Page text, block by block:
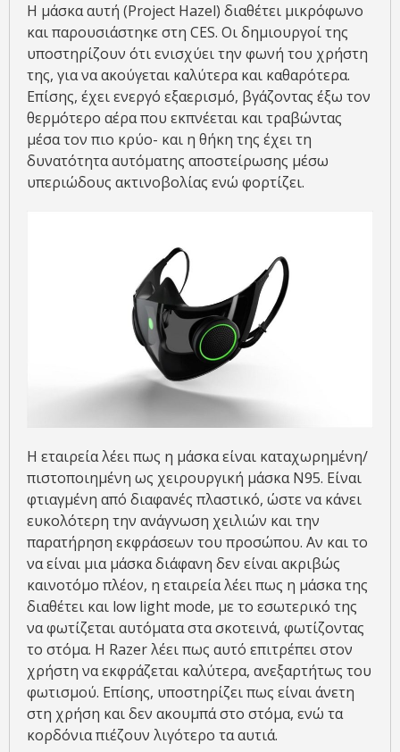
Η μάσκα αυτή (Project Hazel) διαθέτει μικρόφωνο
και παρουσιάστηκε στη CES. Oι δημιουργοί της
υποστηρίζουν ότι ενισχύει την φωνή του χρήστη
της, για να ακούγεται καλύτερα και καθαρότερα.
Επίσης, έχει ενεργό εξαερισμό, βγάζοντας έξω τον
θερμότερο αέρα που εκπνέεται και τραβώντας
μέσα τον πιο κρύο- και η θήκη της έχει τη
δυνατότητα αυτόματης αποστείρωσης μέσω
υπεριώδους ακτινοβολίας ενώ φορτίζει.
Η εταιρεία λέει πως η μάσκα είναι καταχωρημένη/
πιστοποιημένη ως χειρουργική μάσκα Ν95. Είναι
φτιαγμένη από διαφανές πλαστικό, ώστε να κάνει
ευκολότερη την ανάγνωση χειλιών και την
παρατήρηση εκφράσεων του προσώπου. Αν και το
να είναι μια μάσκα διάφανη δεν είναι ακριβώς
καινοτόμο πλέον, η εταιρεία λέει πως η μάσκα της
διαθέτει και low light mode, με το εσωτερικό της
να φωτίζεται αυτόματα στα σκοτεινά, φωτίζοντας
το στόμα. Η Razer λέει πως αυτό επιτρέπει στον
χρήστη να εκφράζεται καλύτερα, ανεξαρτήτως του
φωτισμού. Επίσης, υποστηρίζει πως είναι άνετη
στη χρήση και δεν ακουμπά στο στόμα, ενώ τα
κορδόνια πιέζουν λιγότερο τα αυτιά.